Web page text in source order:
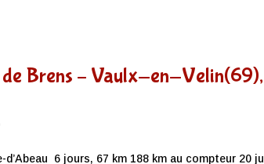
de Brens – Vaulx-en-Velin(69),
6 jours, 67 km 188 km au compteur 20